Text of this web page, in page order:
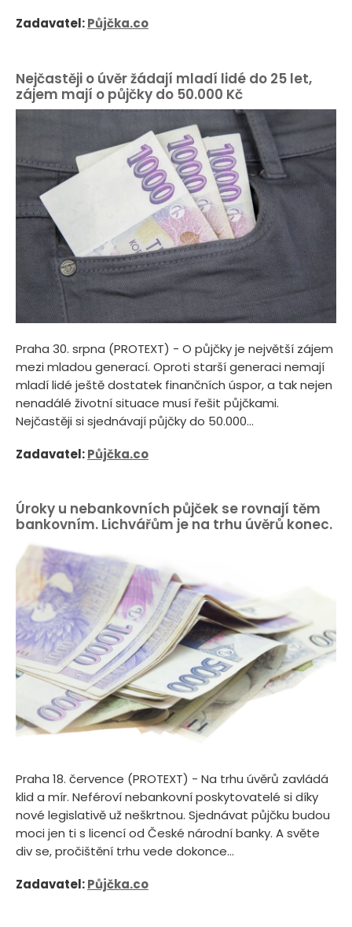
Zadavatel:Půjčka.co
Nejčastěji o úvěr žádají mladí lidé do 25 let,
zájem mají o půjčky do 50.000 Kč
Praha 30. srpna (PROTEXT) - O půjčky je největší zájem
mezi mladou generací. Oproti starší generaci nemají
mladí lidé ještě dostatek finančních úspor, a tak nejen
nenadálé životní situace musí řešit půjčkami.
Nejčastěji si sjednávají půjčky do 50.000...
Zadavatel:Půjčka.co
Úroky u nebankovních půjček se rovnají těm
bankovním. Lichvářům je na trhu úvěrů konec.
Praha 18. července (PROTEXT) - Na trhu úvěrů zavládá
klid a mír. Neféroví nebankovní poskytovatelé si díky
nové legislativě už neškrtnou. Sjednávat půjčku budou
moci jen ti s licencí od České národní banky. A světe
div se, pročištění trhu vede dokonce...
Zadavatel:Půjčka.co